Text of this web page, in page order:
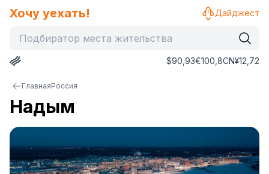
Хочу уехать!
$90,93€100,8CN¥12,72
Дайджест
ГлавнаяРоссия
Надым